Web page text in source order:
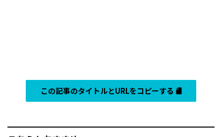
この記事のタイトルとURLをコピーする